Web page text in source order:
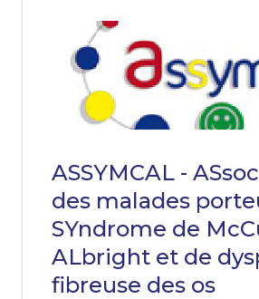
ASSYMCAL -
des malades
SYndrome de
ALbright et de
fibreuse des os